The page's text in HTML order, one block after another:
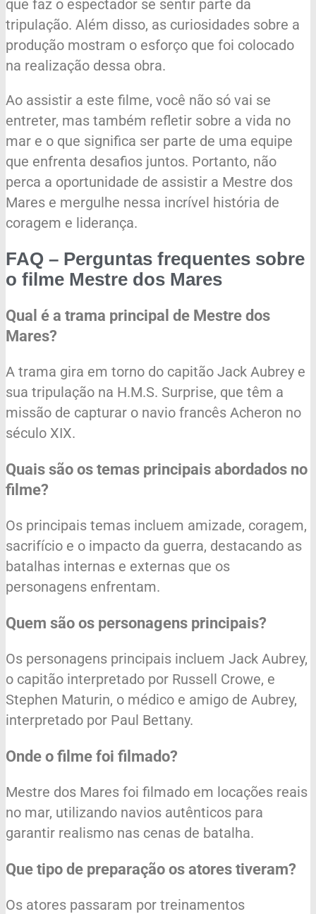
que faz o espectador se sentir parte da
tripulação. Além disso, as curiosidades sobre a
produção mostram o esforço que foi colocado
na realização dessa obra.
Ao assistir a este filme, você não só vai se
entreter, mas também refletir sobre a vida no
mar e o que significa ser parte de uma equipe
que enfrenta desafios juntos. Portanto, não
perca a oportunidade de assistir a Mestre dos
Mares e mergulhe nessa incrível história de
coragem e liderança.
FAQ – Perguntas frequentes sobre
o filme Mestre dos Mares
Qual é a trama principal de Mestre dos
Mares?
A trama gira em torno do capitão Jack Aubrey e
sua tripulação na H.M.S. Surprise, que têm a
missão de capturar o navio francês Acheron no
século XIX.
Quais são os temas principais abordados no
filme?
Os principais temas incluem amizade, coragem,
sacrifício e o impacto da guerra, destacando as
batalhas internas e externas que os
personagens enfrentam.
Quem são os personagens principais?
Os personagens principais incluem Jack Aubrey,
o capitão interpretado por Russell Crowe, e
Stephen Maturin, o médico e amigo de Aubrey,
interpretado por Paul Bettany.
Onde o filme foi filmado?
Mestre dos Mares foi filmado em locações reais
no mar, utilizando navios autênticos para
garantir realismo nas cenas de batalha.
Que tipo de preparação os atores tiveram?
Os atores passaram por treinamentos